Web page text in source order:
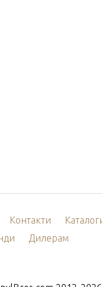
Контакти
Каталоги
Дилерам